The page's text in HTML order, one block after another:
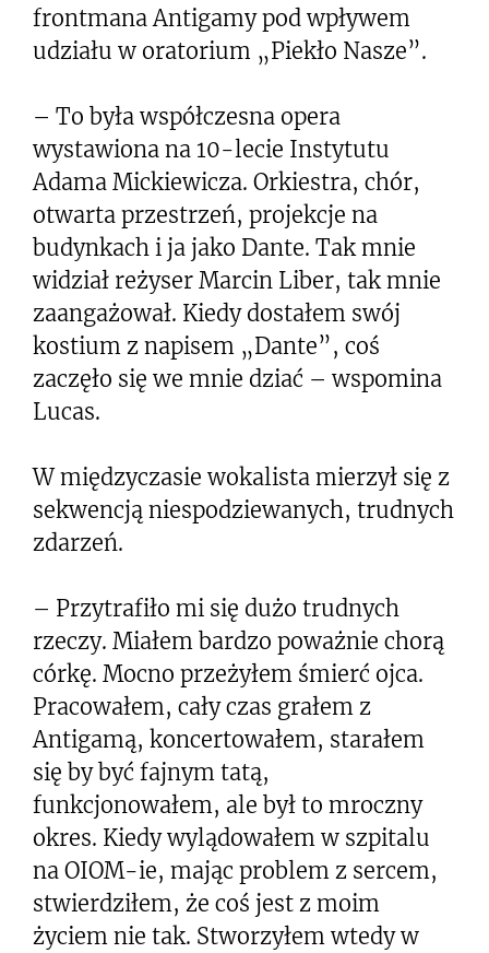
frontmana Antigamy pod wpływem
udziału w oratorium „Piekło Nasze”.
– To była współczesna opera
wystawiona na 10-lecie Instytutu
Adama Mickiewicza. Orkiestra, chór,
otwarta przestrzeń, projekcje na
budynkach i ja jako Dante. Tak mnie
widział reżyser Marcin Liber, tak mnie
zaangażował. Kiedy dostałem swój
kostium z napisem „Dante”, coś
zaczęło się we mnie dziać – wspomina
Lucas.
W międzyczasie wokalista mierzył się z
sekwencją niespodziewanych, trudnych
zdarzeń.
– Przytrafiło mi się dużo trudnych
rzeczy. Miałem bardzo poważnie chorą
córkę. Mocno przeżyłem śmierć ojca.
Pracowałem, cały czas grałem z
Antigamą, koncertowałem, starałem
się by być fajnym tatą,
funkcjonowałem, ale był to mroczny
okres. Kiedy wylądowałem w szpitalu
na OIOM-ie, mając problem z sercem,
stwierdziłem, że coś jest z moim
życiem nie tak. Stworzyłem wtedy w